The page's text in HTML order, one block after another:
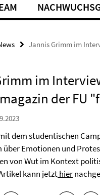
Jannis Grimm im
im
der FU
dem studentischen
über Emotionen und
von Wut im Kontext
kann jetzthier